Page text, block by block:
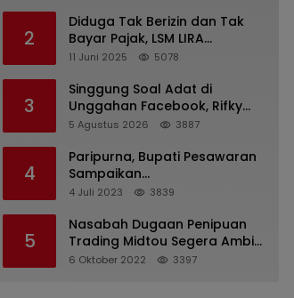
2
Diduga Tak Berizin dan Tak
Bayar Pajak, LSM LIRA
Laporkan Santerra de
Batu
11 Juni 2025 5078
3
Singgung Soal Adat di
Unggahan Facebook, Rifky
Desriana Minta Maaf ke PDA
5 Agustus 2026 3887
4
Paripurna, Bupati Pesawaran
Sampaikan
Pertanggungjawaban
4 Juli 2023 3839
5
Nasabah Dugaan Penipuan
Trading Midtou Segera Ambil
Langkah Hukum
6 Oktober 2022 3397